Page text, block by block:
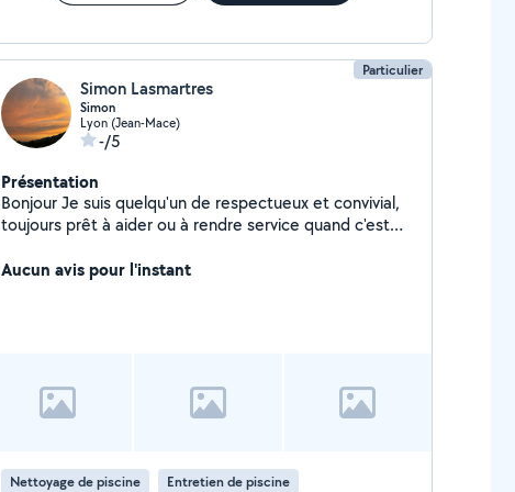
Particulier
Simon Lasmartres
Simon
Lyon (Jean-Mace)
-/5
Présentation
Bonjour Je suis quelqu'un de respectueux et convivial,
toujours prêt à aider ou à rendre service quand c'est
simples entre voisins. N'hésitez pas à me contacter si
Aucun avis pour l'instant
Nettoyage de piscine Entretien de piscine